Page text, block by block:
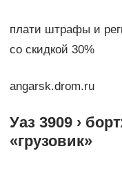
плати штрафы и
со скидкой 30%
angarsk.drom.ru
Уаз 3909 ›
«грузовик»